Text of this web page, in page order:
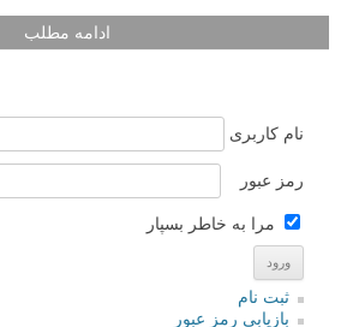
ادامه مطلب
نام کاربری
رمز عبور
مرا به خاطر بسپار
ثبت نام
بازیابی رمز عبور